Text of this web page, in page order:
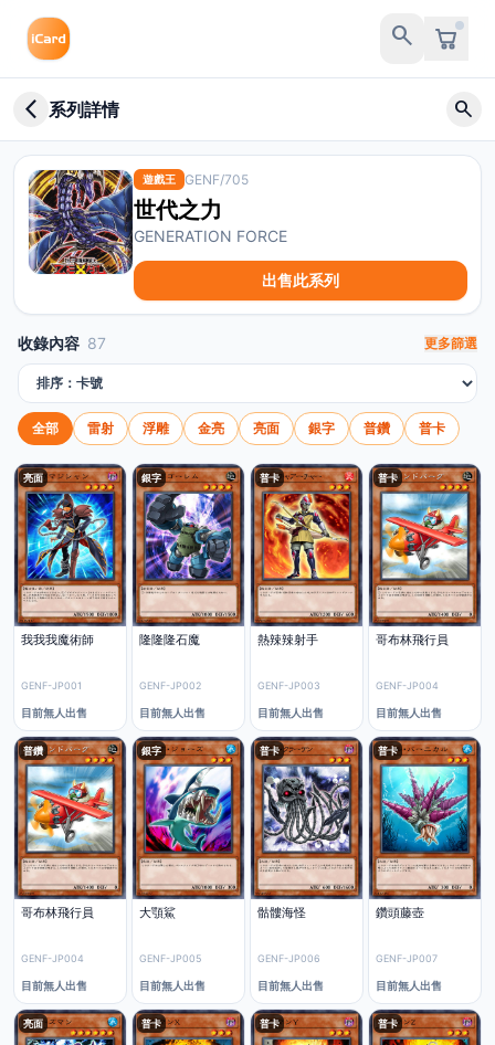
search
arrow_back_ios_new 系列詳情 search
遊戲王 GENF/705
世代之力
GENERATION FORCE
出售此系列
收錄內容 87 更多篩選
排序方式
全部 雷射 浮雕 金亮 亮面 銀字 普鑽 普卡
亮面
我我我魔術師
GENF-JP001
目前無人出售
銀字
隆隆隆石魔
GENF-JP002
目前無人出售
普卡
熱辣辣射手
GENF-JP003
目前無人出售
普卡
哥布林飛行員
GENF-JP004
目前無人出售
普鑽
哥布林飛行員
GENF-JP004
目前無人出售
銀字
大顎鯊
GENF-JP005
目前無人出售
普卡
骷髏海怪
GENF-JP006
目前無人出售
普卡
鑽頭藤壺
GENF-JP007
目前無人出售
亮面 普卡 普卡 普卡